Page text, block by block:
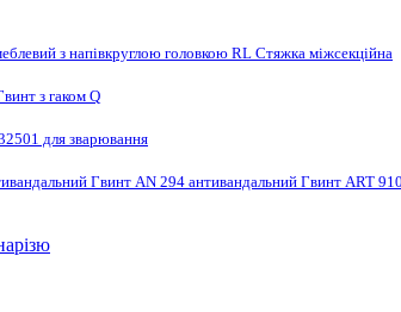
з напівкруглою головкою RL Стяжка міжсекційна
з гаком Q
для зварювання
Гвинт AN 294 антивандальний Гвинт ART